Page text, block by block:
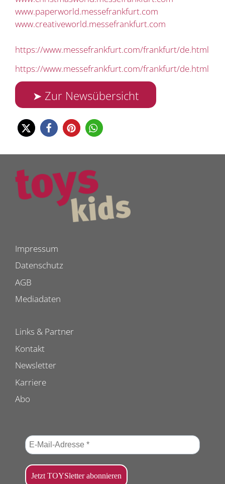
www.paperworld.messefrankfurt.com
www.creativeworld.messefrankfurt.com
https://www.messefrankfurt.com/frankfurt/de.html
https://www.messefrankfurt.com/frankfurt/de.html
➤ Zur Newsübersicht
Impressum
Datenschutz
AGB
Mediadaten
Links & Partner
Kontakt
Newsletter
Karriere
Abo